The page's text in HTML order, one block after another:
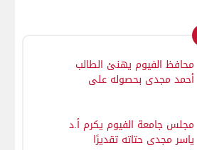
محافظ الفيوم يهنئ الطالب
أحمد مجدي بحصوله على
العامة "مكفوفين"
مجلس جامعة الفيوم يكرم أ.د
ياسر مجدي حتاته تقديرًا